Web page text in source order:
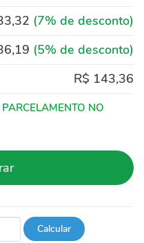
(7% de desconto)
(5% de desconto)
R$ 143,36
Calcular